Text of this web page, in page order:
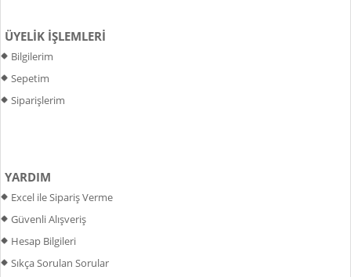
ÜYELİK İŞLEMLERİ
Bilgilerim
Sepetim
Siparişlerim
YARDIM
Excel ile Sipariş Verme
Güvenli Alışveriş
Hesap Bilgileri
Sıkça Sorulan Sorular